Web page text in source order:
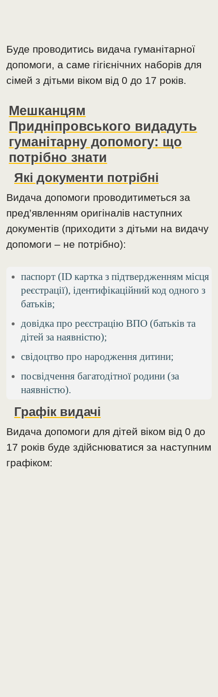
Буде проводитись видача гуманітарної
допомоги, а саме гігієнічних наборів для
сімей з дітьми віком від 0 до 17 років.
Мешканцям
Придніпровського видадуть
гуманітарну допомогу: що
потрібно знати
Які документи потрібні
Видача допомоги проводитиметься за
пред’явленням оригіналів наступних
документів (приходити з дітьми на видачу
допомоги – не потрібно):
паспорт (ID картка з підтвердженням місця
реєстрації), ідентифікаційний код одного з
батьків;
довідка про реєстрацію ВПО (батьків та
дітей за наявністю);
свідоцтво про народження дитини;
посвідчення багатодітної родини (за
наявністю).
Графік видачі
Видача допомоги для дітей віком від 0 до
17 років буде здійснюватися за наступним
графіком: